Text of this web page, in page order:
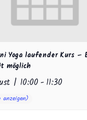
Yoga laufender Kurs –
möglich
| 10:00 -11:30